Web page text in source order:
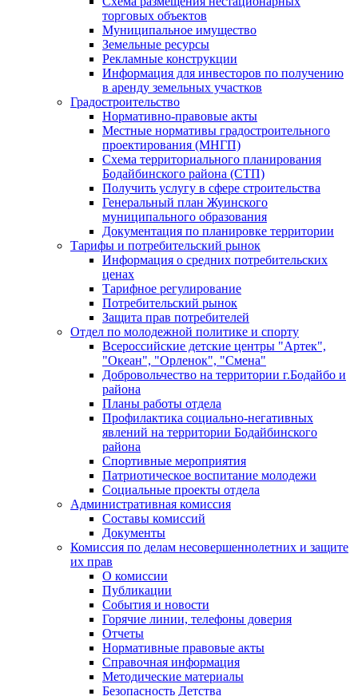
торговых объектов
Муниципальное имущество
Земельные ресурсы
Рекламные конструкции
Информация для инвесторов по получению
в аренду земельных участков
Градостроительство
Нормативно-правовые акты
Местные нормативы градостроительного
проектирования (МНГП)
Схема территориального планирования
Бодайбинского района (СТП)
Получить услугу в сфере строительства
Генеральный план Жуинского
муниципального образования
Документация по планировке территории
Тарифы и потребительский рынок
Информация о средних потребительских
ценах
Тарифное регулирование
Потребительский рынок
Защита прав потребителей
Отдел по молодежной политике и спорту
Всероссийские детские центры "Артек",
"Океан", "Орленок", "Смена"
Добровольчество на территории г.Бодайбо и
района
Планы работы отдела
Профилактика социально-негативных
явлений на территории Бодайбинского
района
Спортивные мероприятия
Патриотическое воспитание молодежи
Социальные проекты отдела
Административная комиссия
Составы комиссий
Документы
Комиссия по делам несовершеннолетних и защите
их прав
О комиссии
Публикации
События и новости
Горячие линии, телефоны доверия
Отчеты
Нормативные правовые акты
Справочная информация
Методические материалы
Безопасность Детства